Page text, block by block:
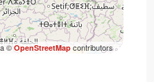
©OpenStreetMapcontributors